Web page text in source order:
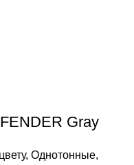
Gray
, Однотонные,